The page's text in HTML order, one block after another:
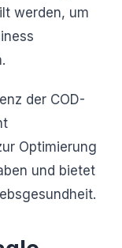
werden, um
der COD-
Optimierung
und bietet